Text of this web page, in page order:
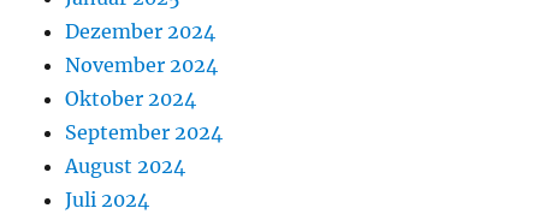
Dezember 2024
November 2024
Oktober 2024
September 2024
August 2024
Juli 2024